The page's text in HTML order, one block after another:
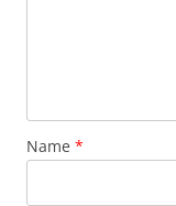
Name *